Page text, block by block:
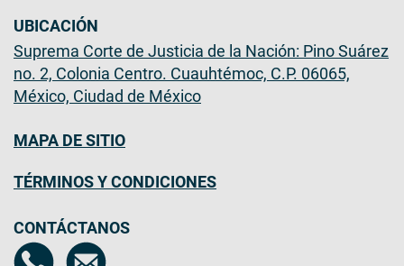
UBICACIÓN
Suprema Corte de Justicia de la Nación: Pino Suárez
no. 2, Colonia Centro. Cuauhtémoc, C.P. 06065,
México, Ciudad de México
MAPA DE SITIO
TÉRMINOS Y CONDICIONES
CONTÁCTANOS